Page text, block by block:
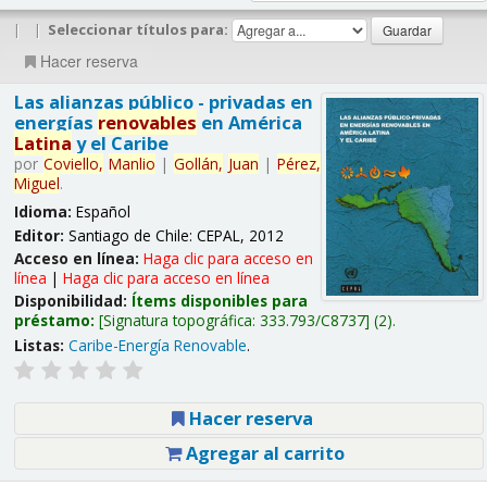
| | Seleccionar títulos para:
Hacer reserva
Las alianzas público - privadas en
energías renovables en América
Latina y el Caribe
por Coviello, Manlio | Gollán, Juan | Pérez,
Miguel.
Idioma: Español
Editor: Santiago de Chile: CEPAL, 2012
Acceso en línea: Haga clic para acceso en
línea | Haga clic para acceso en línea
Disponibilidad: Ítems disponibles para
préstamo: Signatura topográfica: 333.793/C8737 (2).
Listas: Caribe-Energía Renovable.
Hacer reserva
Agregar al carrito